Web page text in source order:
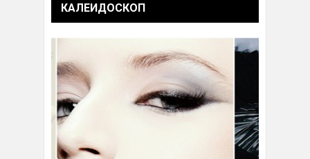
КАЛЕИДОСКОП